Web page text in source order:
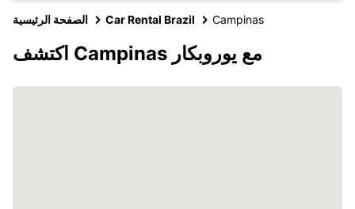
الصفحة الرئيسية Car Rental Brazil Campinas
اكتشف Campinas مع يوروبكار